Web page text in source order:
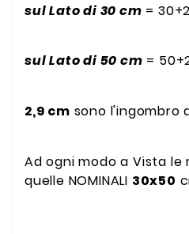
sul Lato di 30 cm =
sul Lato di 50 cm =
2,9 cm sono l'ingombro
Ad ogni modo a Vista le
quelle NOMINALI 30x50